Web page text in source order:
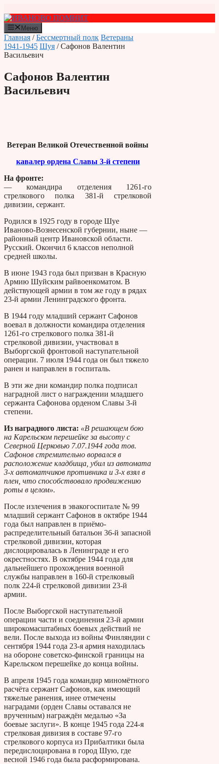
к
содержимому
Меню
Главная /Бессмертный полк Ветераны
1941-1945 Шуя / Сафонов Валентин
Васильевич
Сафонов Валентин
Васильевич
Ветеран Великой Отечественной войны
кавалер ордена Славы 3-й степени
На фронте:
— командира отделения 1261-го
стрелкового полка 381-й стрелковой
дивизии, сержант.
Родился в 1925 году в городе Шуе
Иваново-Вознесенской губернии, ныне —
районный центр Ивановской области.
Русский. Окончил 6 классов неполной
средней школы.
В июне 1943 года был призван в Красную
Армию Шуйским райвоенкоматом. В
действующей армии в том же году в рядах
23-й армии Ленинградского фронта.
В 1944 году младший сержант Сафонов
воевал в должности командира отделения
1261-го стрелкового полка 381-й
стрелковой дивизии, участвовал в
Выборгской фронтовой наступательной
операции. 7 июля 1944 года он был тяжело
ранен и направлен в госпиталь.
В эти же дни командир полка подписал
наградной лист о награждении младшего
сержанта Сафонова орденом Славы 3-й
степени.
Из наградного листа: «В решающем бою
на Карельском перешейке за высоту с
Северной Церковью 7.07.1944 года тов.
Сафонов стремительно ворвался в
расположение кладбища, убил из автомата
3-х автоматчиков противника и 3-х взял в
плен, что способствовало продвижению
роты в целом».
После излечения в эвакогоспитале № 99
младший сержант Сафонов в октябре 1944
года был направлен в приёмо-
распределительный батальон 36-й запасной
стрелковой дивизии, которая
дислоцировалась в Ленинграде и его
окрестностях. В октябре 1944 года для
дальнейшего прохождения военной
службы направлен в 160-й стрелковый
полк 224-й стрелковой дивизии 23-й
армии.
После Выборгской наступательной
операции части и соединения 23-й армии
широкомасштабных боевых действий не
вели. После выхода из войны Финляндии с
сентября 1944 года 23-я армия находилась
на обороне советско-финской границы на
Карельском перешейке до конца войны.
В апреля 1945 года командир миномётного
расчёта сержант Сафонов, как имеющий
тяжелые ранения, инее отмечены
наградами (орден Славы оставался не
врученным) награждён медалью «За
боевые заслуги». В конце 1945 года 224-я
стрелковая дивизия в составе 97-го
стрелкового корпуса из Прибалтики была
передислоцирована в город Шую, где
весной 1946 года была расформирована.